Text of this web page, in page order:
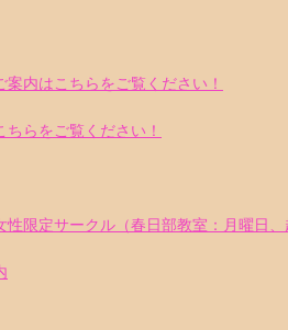
内はこちらをご覧ください！
らをご覧ください！
限定サークル（春日部教室：月曜日、